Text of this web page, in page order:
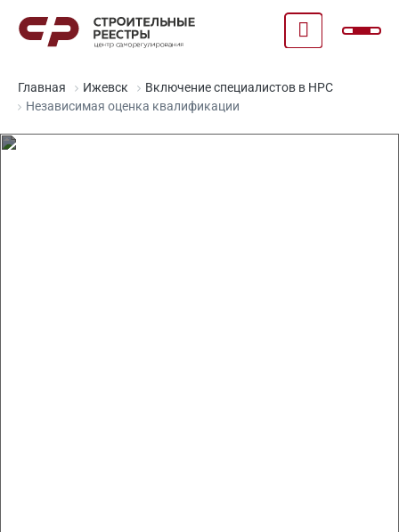
Главная Ижевск
Включение специалистов в НРС
Независимая оценка квалификации